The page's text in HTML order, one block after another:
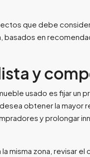
que debe
basados en
y
usado es fijar un
obtener la mayor
y prolongar
misma zona, revisar